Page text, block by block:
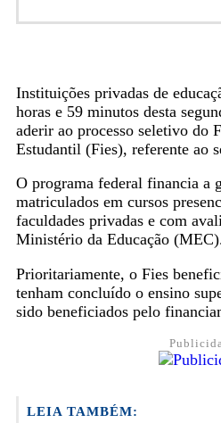
Instituições privadas de
horas e 59 minutos desta
aderir ao processo seletivo do
Estudantil (Fies), referente ao
O programa federal financia a
matriculados em cursos
faculdades privadas e com
Ministério da Educação
Prioritariamente, o Fies
tenham concluído o ensino
sido beneficiados pelo
LEIA TAMBÉM: